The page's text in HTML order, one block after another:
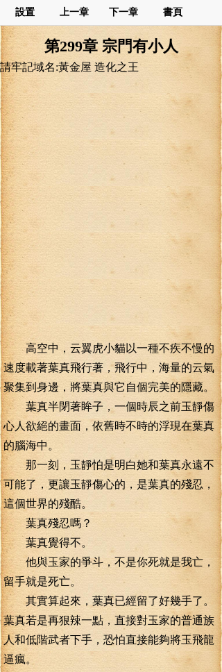
設置 上一章 下一章 書頁
第299章 宗門有小人
請牢記域名:黃金屋 造化之王
高空中，云翼虎小貓以一種不疾不慢的
速度載著葉真飛行著，飛行中，海量的云氣
聚集到身邊，將葉真與它自個完美的隱藏。
葉真半閉著眸子，一個時辰之前玉靜傷
心人欲絕的畫面，依舊時不時的浮現在葉真
的腦海中。
那一刻，玉靜怕是明白她和葉真永遠不
可能了，更讓玉靜傷心的，是葉真的殘忍，
這個世界的殘酷。
葉真殘忍嗎？
葉真覺得不。
他與玉家的爭斗，不是你死就是我亡，
留手就是死亡。
其實算起來，葉真已經留了好幾手了。
葉真若是再狠辣一點，直接對玉家的普通族
人和低階武者下手，恐怕直接能夠將玉飛龍
逼瘋。